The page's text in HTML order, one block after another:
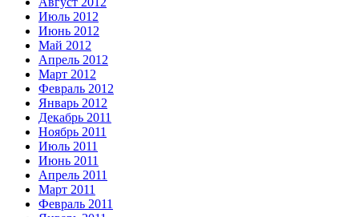
Июль 2012
Июнь 2012
Май 2012
Апрель 2012
Март 2012
Февраль 2012
Январь 2012
Декабрь 2011
Ноябрь 2011
Июль 2011
Июнь 2011
Апрель 2011
Март 2011
Февраль 2011